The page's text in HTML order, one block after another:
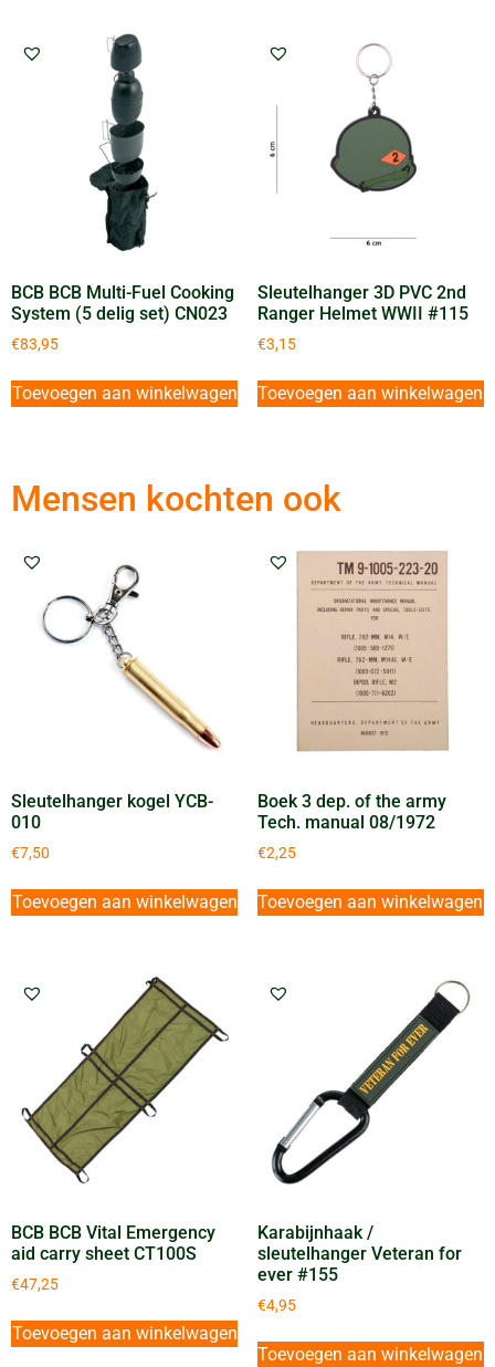
BCB BCB Multi-Fuel Cooking
System (5 delig set) CN023
€83,95
Toevoegen aan winkelwagen
Sleutelhanger 3D PVC 2nd
Ranger Helmet WWII #115
€3,15
Toevoegen aan winkelwagen
Mensen kochten ook
Sleutelhanger kogel YCB-
010
€7,50
Toevoegen aan winkelwagen
Boek 3 dep. of the army
Tech. manual 08/1972
€2,25
Toevoegen aan winkelwagen
BCB BCB Vital Emergency
aid carry sheet CT100S
€47,25
Toevoegen aan winkelwagen
Karabijnhaak /
sleutelhanger Veteran for
ever #155
€4,95
Toevoegen aan winkelwagen